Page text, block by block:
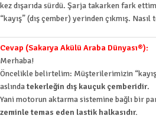
kez dışarıda sürdü. Şarja takarken fark
“kayış” (dış çember) yerinden çıkmış.
Cevap (Sakarya Akülü Araba Dünyası®):
Merhaba!
Öncelikle belirtelim: Müşterilerimizin
aslındatekerleğin dış kauçuk çemberidir.
Yani motorun aktarma sistemine bağlı bir
zeminle temas eden lastik halkasıdır.